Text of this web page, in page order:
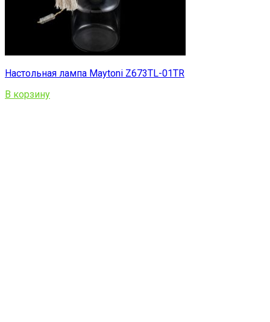
Настольная лампа Maytoni Z673TL-01TR
В корзину